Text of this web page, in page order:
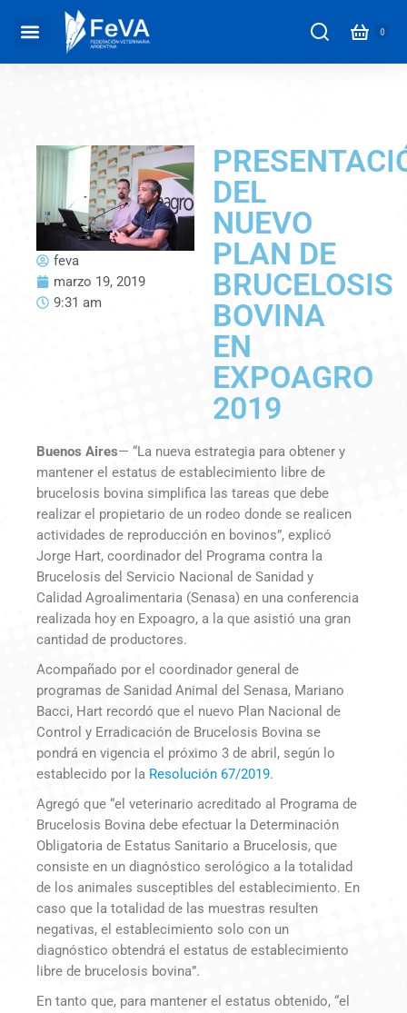
feva
marzo 19, 2019
9:31 am
DEL
NUEVO
PLAN DE
BRUCELOSIS
BOVINA
EN
EXPOAGRO
2019
Buenos Aires— “La nueva estrategia para obtener y
mantener el estatus de establecimiento libre de
brucelosis bovina simplifica las tareas que debe
realizar el propietario de un rodeo donde se realicen
actividades de reproducción en bovinos”, explicó
Jorge Hart, coordinador del Programa contra la
Brucelosis del Servicio Nacional de Sanidad y
Calidad Agroalimentaria (Senasa) en una conferencia
realizada hoy en Expoagro, a la que asistió una gran
cantidad de productores.
Acompañado por el coordinador general de
programas de Sanidad Animal del Senasa, Mariano
Bacci, Hart recordó que el nuevo Plan Nacional de
Control y Erradicación de Brucelosis Bovina se
pondrá en vigencia el próximo 3 de abril, según lo
establecido por la Resolución 67/2019.
Agregó que “el veterinario acreditado al Programa de
Brucelosis Bovina debe efectuar la Determinación
Obligatoria de Estatus Sanitario a Brucelosis, que
consiste en un diagnóstico serológico a la totalidad
de los animales susceptibles del establecimiento. En
caso que la totalidad de las muestras resulten
negativas, el establecimiento solo con un
diagnóstico obtendrá el estatus de establecimiento
libre de brucelosis bovina”.
En tanto que, para mantener el estatus obtenido, “el